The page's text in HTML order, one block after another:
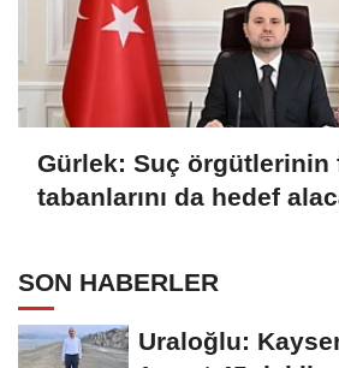
Gürlek: Suç örgütlerinin
tabanlarını da hedef
SON HABERLER
Uraloğlu: